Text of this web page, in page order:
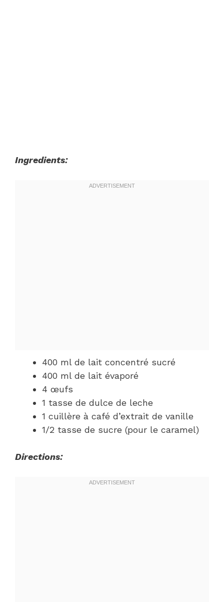
Ingredients:
400 ml de lait concentré sucré
400 ml de lait évaporé
4 œufs
1 tasse de dulce de leche
1 cuillère à café d’extrait de vanille
1/2 tasse de sucre (pour le caramel)
Directions: